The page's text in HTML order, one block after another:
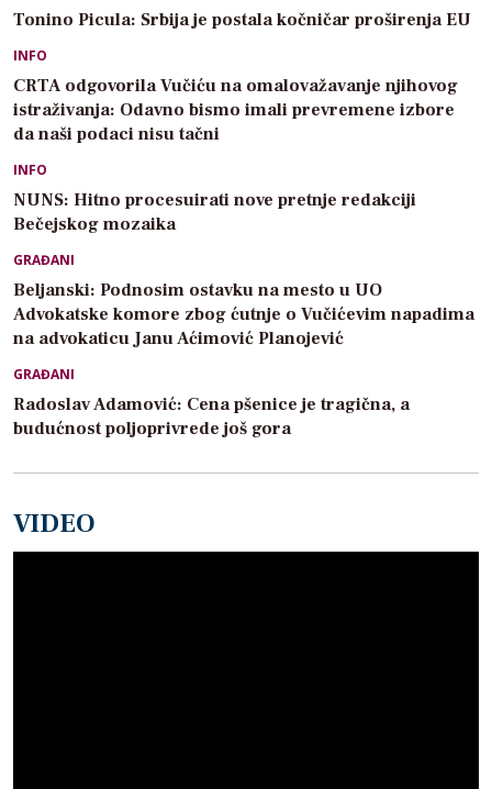
Tonino Picula: Srbija je postala kočničar proširenja EU
INFO
CRTA odgovorila Vučiću na omalovažavanje njihovog
istraživanja: Odavno bismo imali prevremene izbore
da naši podaci nisu tačni
INFO
NUNS: Hitno procesuirati nove pretnje redakciji
Bečejskog mozaika
GRAĐANI
Beljanski: Podnosim ostavku na mesto u UO
Advokatske komore zbog ćutnje o Vučićevim napadima
na advokaticu Janu Aćimović Planojević
GRAĐANI
Radoslav Adamović: Cena pšenice je tragična, a
budućnost poljoprivrede još gora
VIDEO